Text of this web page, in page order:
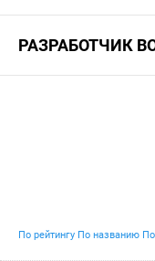
РАЗРАБОТЧИК
По рейтингу По названию